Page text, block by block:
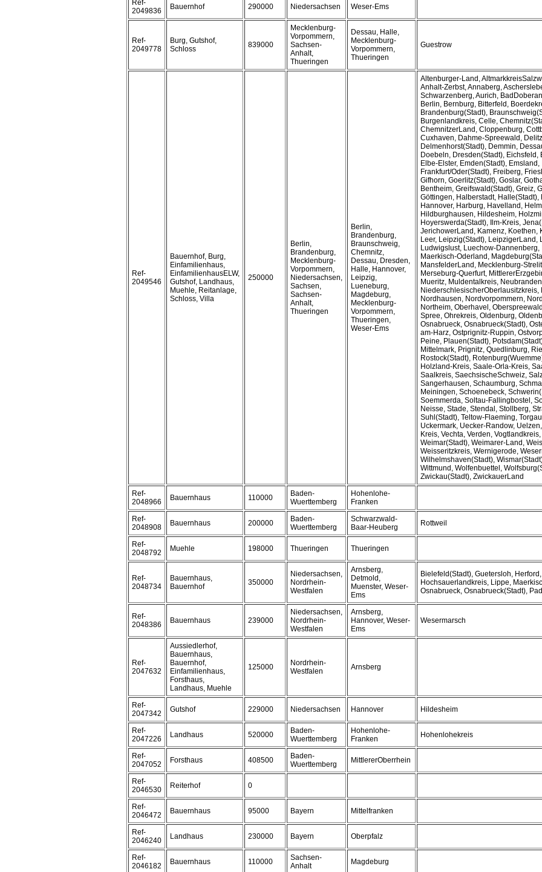
Ref-
2049836
Bauernhof 290000 Niedersachsen Weser-Ems
Ref-
2049778
Burg, Gutshof,
Schloss
839000
Mecklenburg-
Vorpommern,
Sachsen-
Anhalt,
Thueringen
Dessau, Halle,
Mecklenburg-
Vorpommern,
Thueringen
Guestrow
Ref-
2049546
Bauernhof, Burg,
Einfamilienhaus,
EinfamilienhausELW,
Gutshof, Landhaus,
Muehle, Reitanlage,
Schloss, Villa
250000
Berlin,
Brandenburg,
Mecklenburg-
Vorpommern,
Niedersachsen,
Sachsen,
Sachsen-
Anhalt,
Thueringen
Berlin,
Brandenburg,
Braunschweig,
Chemnitz,
Dessau, Dresden,
Halle, Hannover,
Leipzig,
Lueneburg,
Magdeburg,
Mecklenburg-
Vorpommern,
Thueringen,
Weser-Ems
Altenburger-Land,
Anhalt-Zerbst, Annaberg,
Schwarzenberg, Aurich,
Berlin, Bernburg, Bitterfeld,
Brandenburg(Stadt),
Burgenlandkreis, Celle,
ChemnitzerLand, Cloppenburg,
Cuxhaven, Dahme-Spreewald,
Delmenhorst(Stadt), Demmin,
Doebeln, Dresden(Stadt), Eichsfeld,
Elbe-Elster, Emden(Stadt), Emsland,
Frankfurt/Oder(Stadt), Freiberg,
Gifhorn, Goerlitz(Stadt), Goslar,
Bentheim, Greifswald(Stadt), Greiz,
Göttingen, Halberstadt, Halle(Stadt),
Hannover, Harburg, Havelland,
Hildburghausen, Hildesheim,
Hoyerswerda(Stadt), Ilm-Kreis,
JerichowerLand, Kamenz, Koethen,
Leer, Leipzig(Stadt), LeipzigerLand,
Ludwigslust, Luechow-Dannenberg,
Maerkisch-Oderland,
MansfelderLand, Mecklenburg-
Merseburg-Querfurt,
Mueritz, Muldentalkreis,
NiederschlesischerOberlausitzkreis,
Nordhausen, Nordvorpommern,
Northeim, Oberhavel,
Spree, Ohrekreis, Oldenburg,
Osnabrueck, Osnabrueck(Stadt),
am-Harz, Ostprignitz-Ruppin,
Peine, Plauen(Stadt),
Mittelmark, Prignitz, Quedlinburg,
Rostock(Stadt),
Holzland-Kreis, Saale-Orla-Kreis,
Saalkreis, SaechsischeSchweiz,
Sangerhausen, Schaumburg,
Meiningen, Schoenebeck,
Soemmerda, Soltau-Fallingbostel,
Neisse, Stade, Stendal, Stollberg,
Suhl(Stadt), Teltow-Flaeming,
Uckermark, Uecker-Randow,
Kreis, Vechta, Verden,
Weimar(Stadt), Weimarer-Land,
Weisseritzkreis, Wernigerode,
Wilhelmshaven(Stadt),
Wittmund, Wolfenbuettel,
Zwickau(Stadt), ZwickauerLand
Ref-
2048966
Bauernhaus 110000
Baden-
Wuerttemberg
Hohenlohe-
Franken
Ref-
2048908
Bauernhaus 200000
Baden-
Wuerttemberg
Schwarzwald-
Baar-Heuberg
Rottweil
Ref-
2048792
Muehle 198000 Thueringen Thueringen
Ref-
2048734
Bauernhaus,
Bauernhof
350000
Niedersachsen,
Nordrhein-
Westfalen
Arnsberg,
Detmold,
Muenster, Weser-
Ems
Bielefeld(Stadt), Guetersloh, Herford,
Hochsauerlandkreis, Lippe,
Osnabrueck, Osnabrueck(Stadt),
Ref-
2048386
Bauernhaus 239000
Niedersachsen,
Nordrhein-
Westfalen
Arnsberg,
Hannover, Weser-
Ems
Wesermarsch
Ref-
2047632
Aussiedlerhof,
Bauernhaus,
Bauernhof,
Einfamilienhaus,
Forsthaus,
Landhaus, Muehle
125000
Nordrhein-
Westfalen
Arnsberg
Ref-
2047342
Gutshof 229000 Niedersachsen Hannover Hildesheim
Ref-
2047226
Landhaus 520000
Baden-
Wuerttemberg
Hohenlohe-
Franken
Hohenlohekreis
Ref-
2047052
Forsthaus 408500
Baden-
Wuerttemberg
MittlererOberrhein
Ref-
2046530
Reiterhof 0
Ref-
2046472
Bauernhaus 95000 Bayern Mittelfranken
Ref-
2046240
Landhaus 230000 Bayern Oberpfalz
Ref-
2046182
Bauernhaus 110000
Sachsen-
Anhalt
Magdeburg